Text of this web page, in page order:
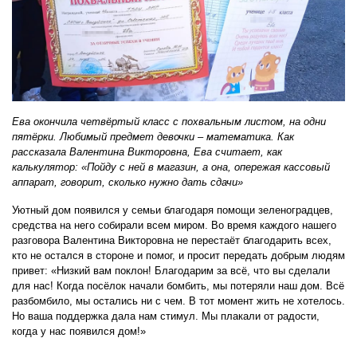
Ева окончила четвёртый класс с похвальным листом, на одни
пятёрки. Любимый предмет девочки – математика. Как
рассказала Валентина Викторовна, Ева считает, как
калькулятор: «Пойду с ней в магазин, а она, опережая кассовый
аппарат, говорит, сколько нужно дать сдачи»
Уютный дом появился у семьи благодаря помощи зеленоградцев,
средства на него собирали всем миром. Во время каждого нашего
разговора Валентина Викторовна не перестаёт благодарить всех,
кто не остался в стороне и помог, и просит передать добрым людям
привет: «Низкий вам поклон! Благодарим за всё, что вы сделали
для нас! Когда посёлок начали бомбить, мы потеряли наш дом. Всё
разбомбило, мы остались ни с чем. В тот момент жить не хотелось.
Но ваша поддержка дала нам стимул. Мы плакали от радости,
когда у нас появился дом!»